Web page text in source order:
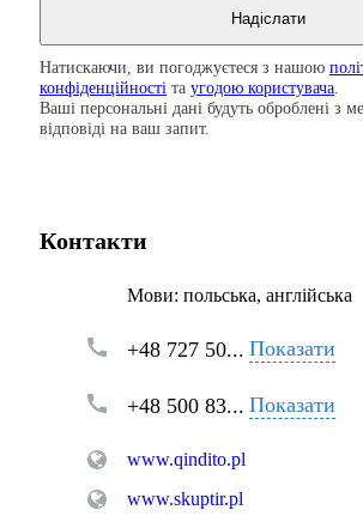
Натискаючи, ви погоджуєтеся з нашою
конфіденційності та угодою користувача.
Ваші персональні дані будуть оброблені з
відповіді на ваш запит.
Контакти
Мови: польська, англійська
+48 727 50... Показати
+48 500 83... Показати
www.qindito.pl
www.skuptir.pl